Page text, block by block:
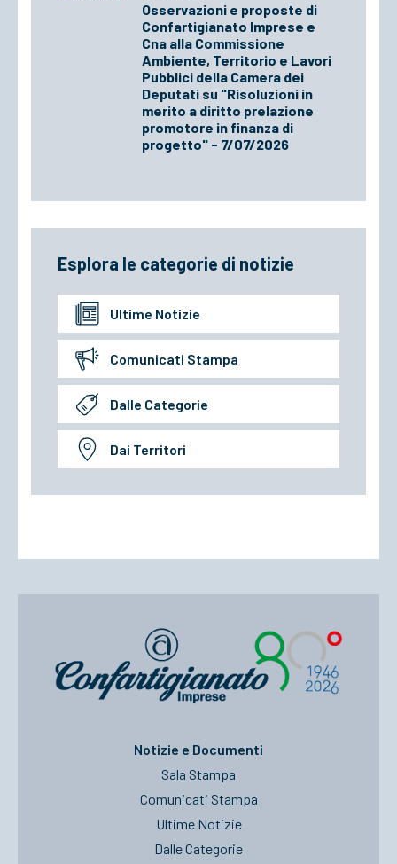
Osservazioni e proposte di
Confartigianato Imprese e
Cna alla Commissione
Ambiente, Territorio e Lavori
Pubblici della Camera dei
Deputati su "Risoluzioni in
merito a diritto prelazione
promotore in finanza di
progetto" - 7/07/2026
Esplora le categorie di notizie
Ultime Notizie
Comunicati Stampa
Dalle Categorie
Dai Territori
Notizie e Documenti
Sala Stampa
Comunicati Stampa
Ultime Notizie
Dalle Categorie